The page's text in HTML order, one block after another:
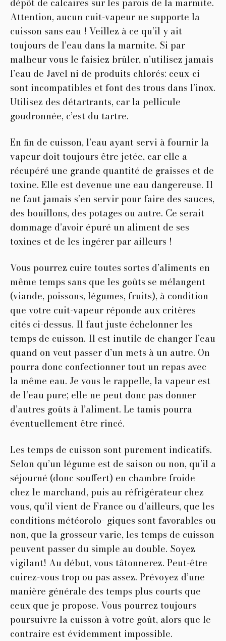
dépôt de calcaires sur les parois de la marmite.
Attention, aucun cuit-vapeur ne supporte la
cuisson sans eau ! Veillez à ce qu’il y ait
toujours de l’eau dans la marmite. Si par
malheur vous le faisiez brûler, n’utilisez jamais
l’eau de Javel ni de produits chlorés: ceux-ci
sont incompatibles et font des trous dans l’inox.
Utilisez des détartrants, car la pellicule
goudronnée, c’est du tartre.
En ﬁn de cuisson, l’eau ayant servi à fournir la
vapeur doit toujours être jetée, car elle a
récupéré une grande quantité de graisses et de
toxine. Elle est devenue une eau dangereuse. Il
ne faut jamais s’en servir pour faire des sauces,
des bouillons, des potages ou autre. Ce serait
dommage d’avoir épuré un aliment de ses
toxines et de les ingérer par ailleurs !
Vous pourrez cuire toutes sortes d’aliments en
même temps sans que les goûts se mélangent
(viande, poissons, légumes, fruits), à condition
que votre cuit-vapeur réponde aux critères
cités ci-dessus. Il faut juste échelonner les
temps de cuisson. Il est inutile de changer l’eau
quand on veut passer d’un mets à un autre. On
pourra donc confectionner tout un repas avec
la même eau. Je vous le rappelle, la vapeur est
de l’eau pure; elle ne peut donc pas donner
d’autres goûts à l’aliment. Le tamis pourra
éventuellement être rincé.
Les temps de cuisson sont purement indicatifs.
Selon qu’un légume est de saison ou non, qu’il a
séjourné (donc souffert) en chambre froide
chez le marchand, puis au réfrigérateur chez
vous, qu’il vient de France ou d’ailleurs, que les
conditions météorolo- giques sont favorables ou
non, que la grosseur varie, les temps de cuisson
peuvent passer du simple au double. Soyez
vigilant! Au début, vous tâtonnerez. Peut-être
cuirez-vous trop ou pas assez. Prévoyez d’une
manière générale des temps plus courts que
ceux que je propose. Vous pourrez toujours
poursuivre la cuisson à votre goût, alors que le
contraire est évidemment impossible.